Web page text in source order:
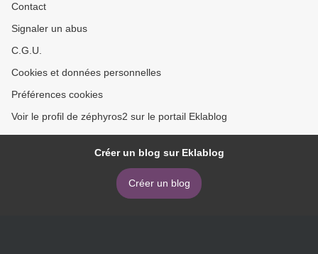
Contact
Signaler un abus
C.G.U.
Cookies et données personnelles
Préférences cookies
Voir le profil de zéphyros2 sur le portail Eklablog
Créer un blog sur Eklablog
Créer un blog